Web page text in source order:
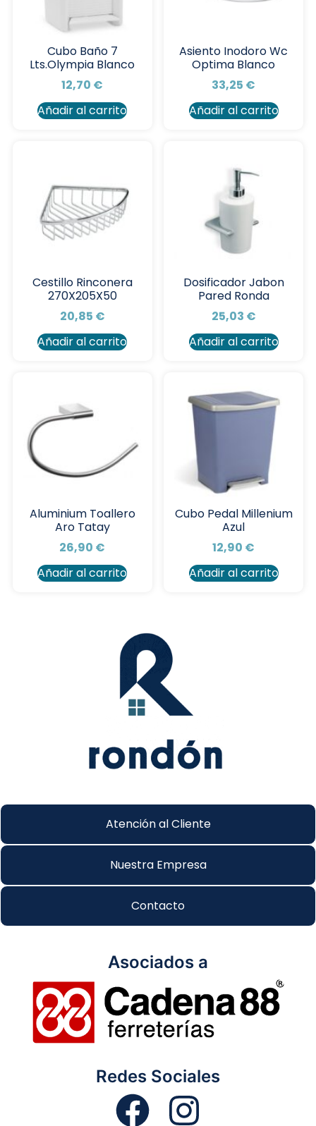
Cubo Baño 7
Lts.Olympia Blanco
12,70 €
Añadir al carrito
Asiento Inodoro Wc
Optima Blanco
33,25 €
Añadir al carrito
Cestillo Rinconera
270X205X50
20,85 €
Añadir al carrito
Dosificador Jabon
Pared Ronda
25,03 €
Añadir al carrito
Aluminium Toallero
Aro Tatay
26,90 €
Añadir al carrito
Cubo Pedal Millenium
Azul
12,90 €
Añadir al carrito
Atención al Cliente
Nuestra Empresa
Contacto
Asociados a
Redes Sociales